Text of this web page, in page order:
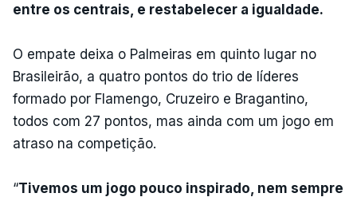
entre os centrais, e restabelecer a igualdade.
O empate deixa o Palmeiras em quinto lugar no
Brasileirão, a quatro pontos do trio de líderes
formado por Flamengo, Cruzeiro e Bragantino,
todos com 27 pontos, mas ainda com um jogo em
atraso na competição.
“Tivemos um jogo pouco inspirado, nem sempre